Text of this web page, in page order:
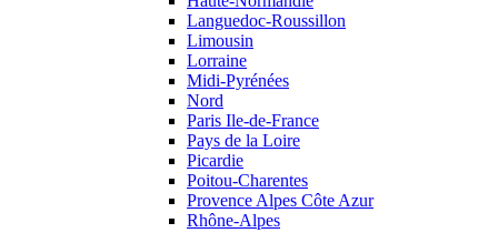
Languedoc-Roussillon
Limousin
Lorraine
Midi-Pyrénées
Nord
Paris Ile-de-France
Pays de la Loire
Picardie
Poitou-Charentes
Provence Alpes Côte Azur
Rhône-Alpes